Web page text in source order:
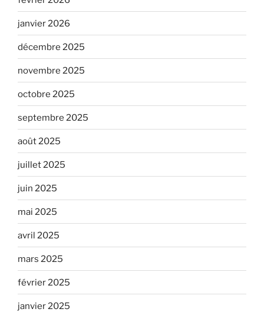
janvier 2026
décembre 2025
novembre 2025
octobre 2025
septembre 2025
août 2025
juillet 2025
juin 2025
mai 2025
avril 2025
mars 2025
février 2025
janvier 2025